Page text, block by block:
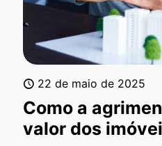
22 de maio de 2025
Como a
valor dos